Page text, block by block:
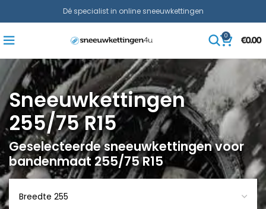
Dé specialist in online sneeuwkettingen
0
€0.00
Sneeuwkettingen
255/75 R15
Geselecteerde sneeuwkettingen voor
bandenmaat 255/75 R15